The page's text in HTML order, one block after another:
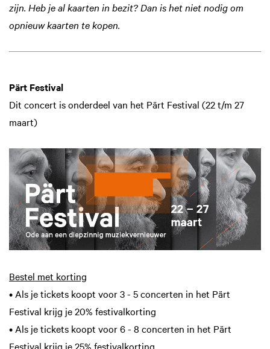
zijn. Heb je al kaarten in bezit? Dan is het niet nodig om
opnieuw kaarten te kopen.
Pärt Festival
Dit concert is onderdeel van het Pärt Festival (22 t/m 27
maart)
Bestel met korting
• Als je tickets koopt voor 3 - 5 concerten in het Pärt
Festival krijg je 20% festivalkorting
• Als je tickets koopt voor 6 - 8 concerten in het Pärt
Festival krijg je 25% festivalkorting